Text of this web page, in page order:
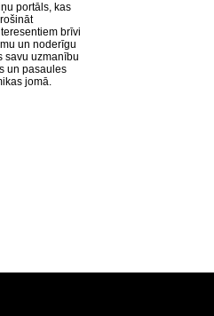
portāls, kas
brīvi
un noderīgu
savu uzmanību
un pasaules
jomā.